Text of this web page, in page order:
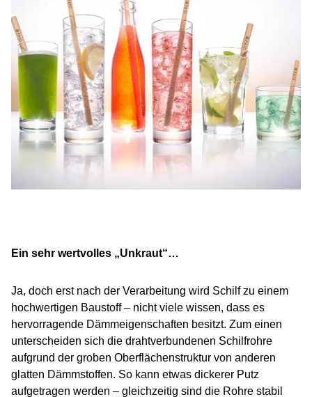
Ein sehr wertvolles „Unkraut“…
Ja, doch erst nach der Verarbeitung wird Schilf zu einem
hochwertigen Baustoff – nicht viele wissen, dass es
hervorragende Dämmeigenschaften besitzt. Zum einen
unterscheiden sich die drahtverbundenen Schilfrohre
aufgrund der groben Oberflächenstruktur von anderen
glatten Dämmstoffen. So kann etwas dickerer Putz
aufgetragen werden – gleichzeitig sind die Rohre stabil